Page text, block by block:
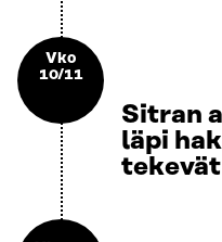
Vko
10/11
Sitran
läpi